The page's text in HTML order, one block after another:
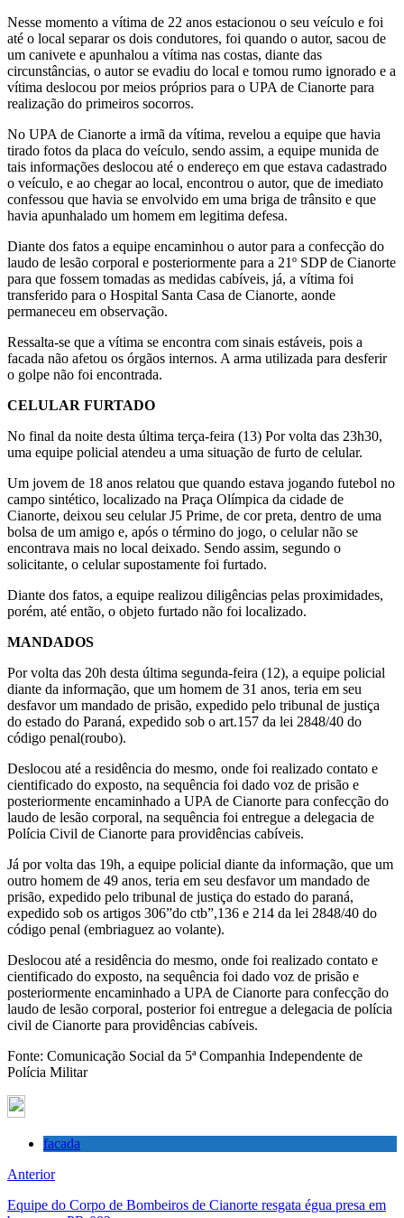
Nesse momento a vítima de 22 anos estacionou o seu veículo e foi
até o local separar os dois condutores, foi quando o autor, sacou de
um canivete e apunhalou a vítima nas costas, diante das
circunstâncias, o autor se evadiu do local e tomou rumo ignorado e a
vítima deslocou por meios próprios para o UPA de Cianorte para
realização do primeiros socorros.
No UPA de Cianorte a irmã da vítima, revelou a equipe que havia
tirado fotos da placa do veículo, sendo assim, a equipe munida de
tais informações deslocou até o endereço em que estava cadastrado
o veículo, e ao chegar ao local, encontrou o autor, que de imediato
confessou que havia se envolvido em uma briga de trânsito e que
havia apunhalado um homem em legitima defesa.
Diante dos fatos a equipe encaminhou o autor para a confecção do
laudo de lesão corporal e posteriormente para a 21º SDP de Cianorte
para que fossem tomadas as medidas cabíveis, já, a vítima foi
transferido para o Hospital Santa Casa de Cianorte, aonde
permaneceu em observação.
Ressalta-se que a vítima se encontra com sinais estáveis, pois a
facada não afetou os órgãos internos. A arma utilizada para desferir
o golpe não foi encontrada.
CELULAR FURTADO
No final da noite desta última terça-feira (13) Por volta das 23h30,
uma equipe policial atendeu a uma situação de furto de celular.
Um jovem de 18 anos relatou que quando estava jogando futebol no
campo sintético, localizado na Praça Olímpica da cidade de
Cianorte, deixou seu celular J5 Prime, de cor preta, dentro de uma
bolsa de um amigo e, após o término do jogo, o celular não se
encontrava mais no local deixado. Sendo assim, segundo o
solicitante, o celular supostamente foi furtado.
Diante dos fatos, a equipe realizou diligências pelas proximidades,
porém, até então, o objeto furtado não foi localizado.
MANDADOS
Por volta das 20h desta última segunda-feira (12), a equipe policial
diante da informação, que um homem de 31 anos, teria em seu
desfavor um mandado de prisão, expedido pelo tribunal de justiça
do estado do Paraná, expedido sob o art.157 da lei 2848/40 do
código penal(roubo).
Deslocou até a residência do mesmo, onde foi realizado contato e
cientificado do exposto, na sequência foi dado voz de prisão e
posteriormente encaminhado a UPA de Cianorte para confecção do
laudo de lesão corporal, na sequência foi entregue a delegacia de
Polícia Civil de Cianorte para providências cabíveis.
Já por volta das 19h, a equipe policial diante da informação, que um
outro homem de 49 anos, teria em seu desfavor um mandado de
prisão, expedido pelo tribunal de justiça do estado do paraná,
expedido sob os artigos 306”do ctb”,136 e 214 da lei 2848/40 do
código penal (embriaguez ao volante).
Deslocou até a residência do mesmo, onde foi realizado contato e
cientificado do exposto, na sequência foi dado voz de prisão e
posteriormente encaminhado a UPA de Cianorte para confecção do
laudo de lesão corporal, posterior foi entregue a delegacia de polícia
civil de Cianorte para providências cabíveis.
Fonte: Comunicação Social da 5ª Companhia Independente de
Polícia Militar
facada
Anterior
Equipe do Corpo de Bombeiros de Cianorte resgata égua presa em